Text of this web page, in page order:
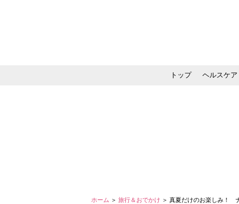
トップ ヘルスケア
ホーム ＞ 旅行＆おでかけ ＞ 真夏だけのお楽しみ！